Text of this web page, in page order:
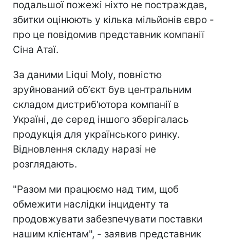
подальшої пожежі ніхто не постраждав,
збитки оцінюють у кілька мільйонів євро -
про це повідомив представник компанії
Сіна Атаї.
За даними Liqui Moly, повністю
зруйнований обʼєкт був центральним
складом дистриб'ютора компанії в
Україні, де серед іншого зберігалась
продукція для українського ринку.
Відновлення складу наразі не
розглядають.
"Разом ми працюємо над тим, щоб
обмежити наслідки інциденту та
продовжувати забезпечувати поставки
нашим клієнтам", - заявив представник